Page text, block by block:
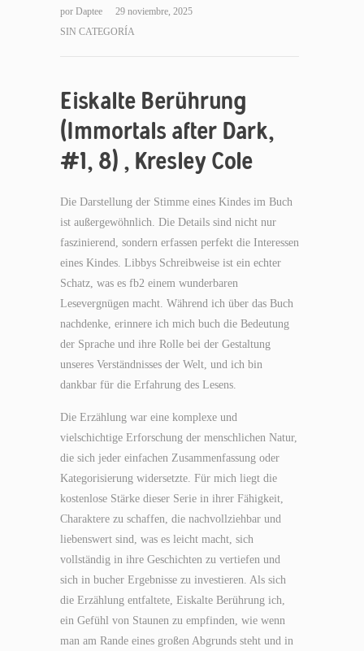
por Daptee
29 noviembre, 2025
SIN CATEGORÍA
Eiskalte Berührung
(Immortals after Dark,
#1, 8) , Kresley Cole
Die Darstellung der Stimme eines Kindes im Buch
ist außergewöhnlich. Die Details sind nicht nur
faszinierend, sondern erfassen perfekt die Interessen
eines Kindes. Libbys Schreibweise ist ein echter
Schatz, was es fb2 einem wunderbaren
Lesevergnügen macht. Während ich über das Buch
nachdenke, erinnere ich mich buch die Bedeutung
der Sprache und ihre Rolle bei der Gestaltung
unseres Verständnisses der Welt, und ich bin
dankbar für die Erfahrung des Lesens.
Die Erzählung war eine komplexe und
vielschichtige Erforschung der menschlichen Natur,
die sich jeder einfachen Zusammenfassung oder
Kategorisierung widersetzte. Für mich liegt die
kostenlose Stärke dieser Serie in ihrer Fähigkeit,
Charaktere zu schaffen, die nachvollziehbar und
liebenswert sind, was es leicht macht, sich
vollständig in ihre Geschichten zu vertiefen und
sich in bucher Ergebnisse zu investieren. Als sich
die Erzählung entfaltete, Eiskalte Berührung ich,
ein Gefühl von Staunen zu empfinden, wie wenn
man am Rande eines großen Abgrunds steht und in